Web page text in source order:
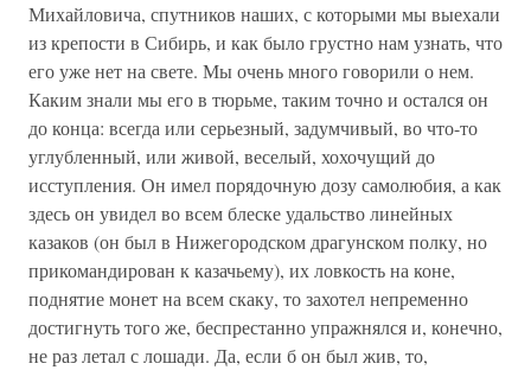
Михайловича, спутников наших, с которыми мы выехали
из крепости в Сибирь, и как было грустно нам узнать, что
его уже нет на свете. Мы очень много говорили о нем.
Каким знали мы его в тюрьме, таким точно и остался он
до конца: всегда или серьезный, задумчивый, во что-то
углубленный, или живой, веселый, хохочущий до
исступления. Он имел порядочную дозу самолюбия, а как
здесь он увидел во всем блеске удальство линейных
казаков (он был в Нижегородском драгунском полку, но
прикомандирован к казачьему), их ловкость на коне,
поднятие монет на всем скаку, то захотел непременно
достигнуть того же, беспрестанно упражнялся и, конечно,
не раз летал с лошади. Да, если б он был жив, то,